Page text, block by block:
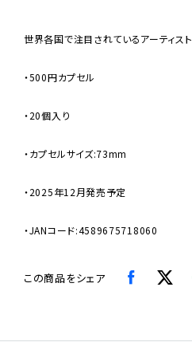
世界各国で注目されているアーティスト
・500円カプセル
・20個入り
・カプセルサイズ:73mm
・2025年12月発売予定
・JANコード:4589675718060
この商品をシェア